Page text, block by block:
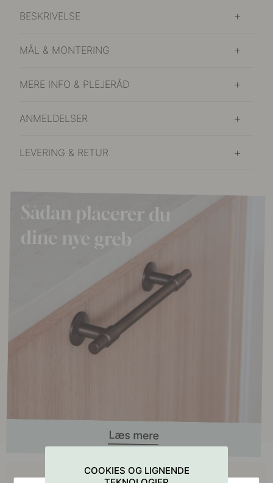
BESKRIVELSE
MÅL & MONTERING
MERE INFO & PLEJERÅD
ANMELDELSER
LEVERING & RETUR
Køb sammen med
COOKIES OG LIGNENDE